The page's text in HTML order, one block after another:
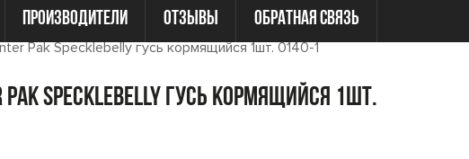
производители отзывы обратная связь
Pak Specklebelly гусь кормящийся 1шт. 0140-1
Specklebelly гусь кормящийся 1шт.